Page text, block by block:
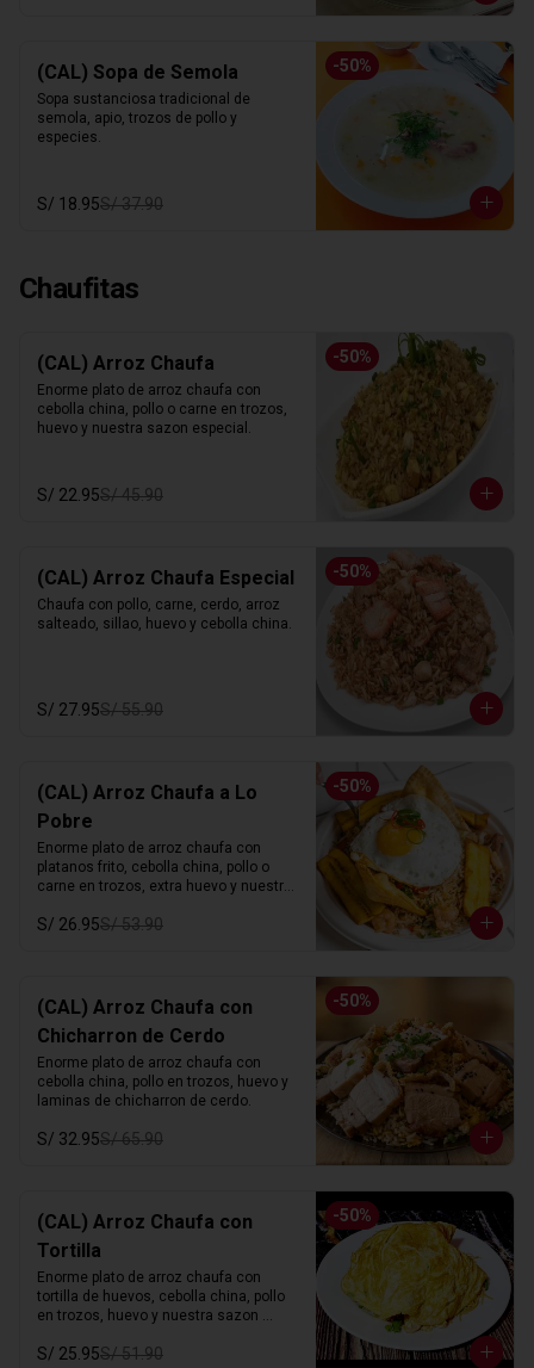
-50%
(CAL) Sopa de Semola
Sopa sustanciosa tradicional de
semola, apio, trozos de pollo y
especies.
S/ 18.95S/ 37.90
Chaufitas
-50%
(CAL) Arroz Chaufa
Enorme plato de arroz chaufa con
cebolla china, pollo o carne en trozos,
huevo y nuestra sazon especial.
S/ 22.95S/ 45.90
-50%
(CAL) Arroz Chaufa Especial
Chaufa con pollo, carne, cerdo, arroz
salteado, sillao, huevo y cebolla china.
S/ 27.95S/ 55.90
-50%
(CAL) Arroz Chaufa a Lo
Pobre
Enorme plato de arroz chaufa con
platanos frito, cebolla china, pollo o
carne en trozos, extra huevo y nuestra
S/ 26.95S/ 53.90
-50%
(CAL) Arroz Chaufa con
Chicharron de Cerdo
Enorme plato de arroz chaufa con
cebolla china, pollo en trozos, huevo y
laminas de chicharron de cerdo.
S/ 32.95S/ 65.90
-50%
(CAL) Arroz Chaufa con
Tortilla
Enorme plato de arroz chaufa con
tortilla de huevos, cebolla china, pollo
en trozos, huevo y nuestra sazon
S/ 25.95S/ 51.90